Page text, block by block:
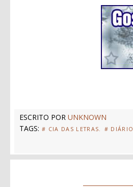
ESCRITO POR UNKNOWN
TAGS: # CIA DAS LETRAS. # DIÁRIO